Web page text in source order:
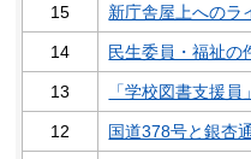
15 新庁舎屋上へのラ
14 民生委員・福祉の
13 「学校図書支援
12 国道378号と銀杏